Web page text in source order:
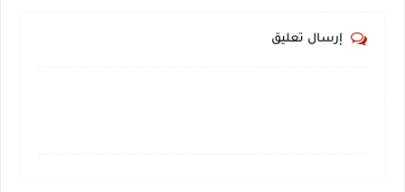
إرسال تعليق